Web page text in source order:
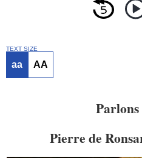
TEXT SIZE
aa AA
Parlons
Pierre de